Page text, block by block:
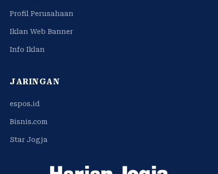
Profil Perusahaan
Iklan Web Banner
Info Iklan
JARINGAN
espos.id
Bisnis.com
Star Jogja